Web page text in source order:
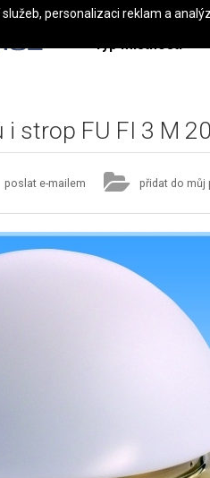
Typ místnosti
strop FU FI 3 M
poslat e-mailem přidat do můj
personalizaci reklam a